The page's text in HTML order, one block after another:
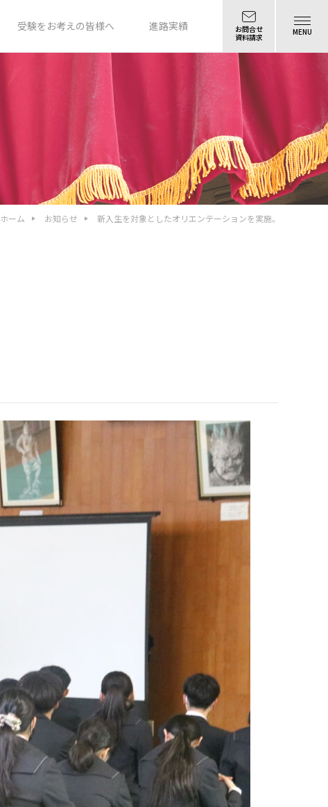
受験をお考えの皆様へ 進路実績
お問合せ
資料請求
MENU
ホーム お知らせ 新入生を対象としたオリエンテーションを実施。